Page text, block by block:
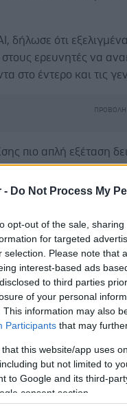
- Do Not Process My
opt-out of the sale,
for targeted
selection. Please note that
interest-based ads
to third parties
of your personal
This information may also
Participants that may
that this website/app uses
but not limited to
to Google and its third-
consent section.
δήλωσε ότι
ερευνητές να
στο έντερο και τις
πιο απλή εξέταση
το ουροποιητικό
πέτρες στα νεφρά
formigenes, που
έρευνα υποδεικνύει
στο μικροβίωμα.
πιο πολύπλοκο, δήλωσαν
δημιουργούν ένα
σε υγιείς, αλλά σε
Δεν παράγουν τις
όχι μόνο στο έντερο